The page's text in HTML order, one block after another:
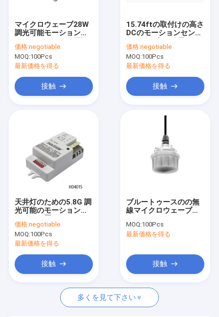
プロダクト
ビデオ
私達について
品質管理
私達に連絡しなさい
引用を要求しなさい
マイクロウェーブ モーションセンサー
マイクロウェーブ28W
調光可能モーションセ
アンテナ運転者
価格:negotiable
MOQ:100Pcs
最新価格を得る
接触
15.74ftの取付けの高さ
DCのモーションセンサ
60mm
価格:negotiable
MOQ:100Pcs
最新価格を得る
接触
天井灯のための5.8G 調
光可能のモーションセ
ッチ コード
価格:negotiable
MOQ:100Pcs
最新価格を得る
接触
ブルートゥースのの無
線マイクロウェーブ
ンサーはDC入力
MOQ:100Pcs
最新価格を得る
接触
多くを見て下さい